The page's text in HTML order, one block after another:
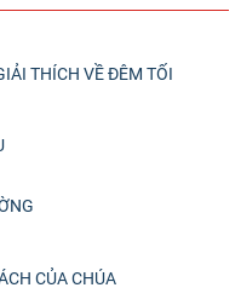
THÍCH VỀ ĐÊM TỐI
CỦA CHÚA